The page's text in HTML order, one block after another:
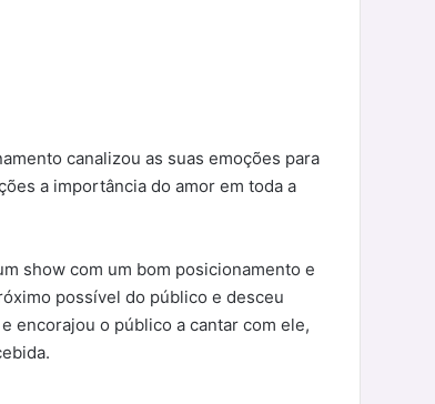
canalizou as suas emoções para
a importância do amor em toda a
show com um bom posicionamento e
possível do público e desceu
encorajou o público a cantar com ele,